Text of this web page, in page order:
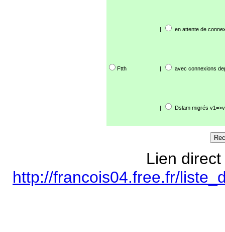
| en attente de
Ftth | avec connexions
| Dslam migrés
Lien
http://francois04.free.fr/